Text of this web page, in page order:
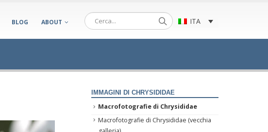
BLOG ABOUT ITA
IMMAGINI DI CHRYSIDIDAE
Macrofotografie di Chrysididae
Macrofotografie di Chrysididae (vecchia